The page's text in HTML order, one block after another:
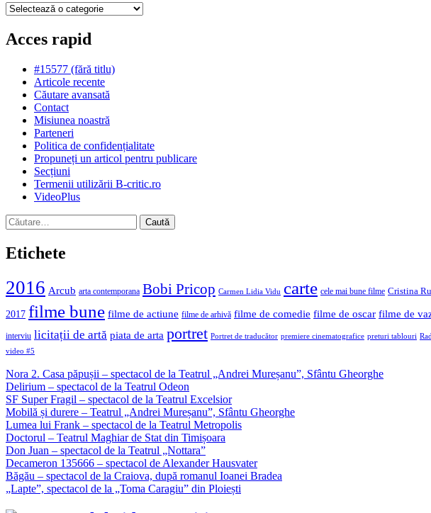
Categorii
Acces rapid
#15577 (fără titlu)
Articole recente
Căutare avansată
Contact
Misiunea noastră
Parteneri
Politica de confidențialitate
Propuneți un articol pentru publicare
Secțiuni
Termenii utilizării B-critic.ro
VideoPlus
Caută
după:
Etichete
2016 Arcub arta contemporana Bobi Pricop Carmen Lidia Vidu carte cele mai bune filme Cristina
2017 filme bune filme de actiune filme de arhivă filme de comedie filme de oscar filme de
interviu licitații de artă piata de arta portret Portret de traducător premiere cinematografice preturi tablouri
video #5
Nora 2. Casa păpușii – spectacol de la Teatrul „Andrei Mureșanu”, Sfântu Gheorghe
Delirium – spectacol de la Teatrul Odeon
SF Super Fragil – spectacol de la Teatrul Excelsior
Mobilă și durere – Teatrul „Andrei Mureșanu”, Sfântu Gheorghe
Lumea lui Frank – spectacol de la Teatrul Metropolis
Doctorul – Teatrul Maghiar de Stat din Timișoara
Don Juan – spectacol de la Teatrul „Nottara”
Decameron 135666 – spectacol de Alexander Hausvater
Băgău – spectacol de la Craiova, după romanul Ioanei Bradea
„Lapte”, spectacol de la „Toma Caragiu” din Ploiești